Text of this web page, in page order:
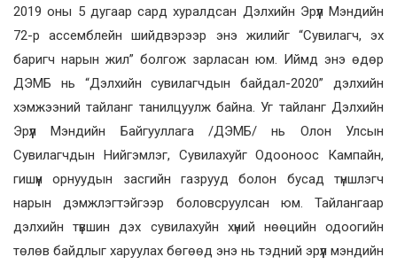
2019 оны 5 дугаар сард хуралдсан Дэлхийн Эрүүл Мэндийн
72-р ассемблейн шийдвэрээр энэ жилийг “Сувилагч, эх
баригч нарын жил” болгож зарласан юм. Иймд энэ өдөр
ДЭМБ нь “Дэлхийн сувилагчдын байдал-2020” дэлхийн
хэмжээний тайланг танилцуулж байна. Уг тайланг Дэлхийн
Эрүүл Мэндийн Байгууллага /ДЭМБ/ нь Олон Улсын
Сувилагчдын Нийгэмлэг, Сувилахуйг Одооноос Кампайн,
гишүүн орнуудын засгийн газрууд болон бусад түншлэгч
нарын дэмжлэгтэйгээр боловсруулсан юм. Тайлангаар
дэлхийн түвшин дэх сувилахуйн хүний нөөцийн одоогийн
төлөв байдлыг харуулах бөгөөд энэ нь тэдний эрүүл мэндийн